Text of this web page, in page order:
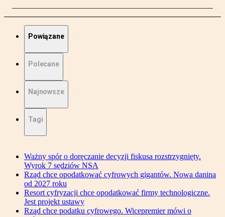
Powiązane
Polecane
Najnowsze
Tagi
Ważny spór o doręczanie decyzji fiskusa rozstrzygnięty.
Wyrok 7 sędziów NSA
Rząd chce opodatkować cyfrowych gigantów. Nowa danina
od 2027 roku
Resort cyfryzacji chce opodatkować firmy technologiczne.
Jest projekt ustawy
Rząd chce podatku cyfrowego. Wicepremier mówi o